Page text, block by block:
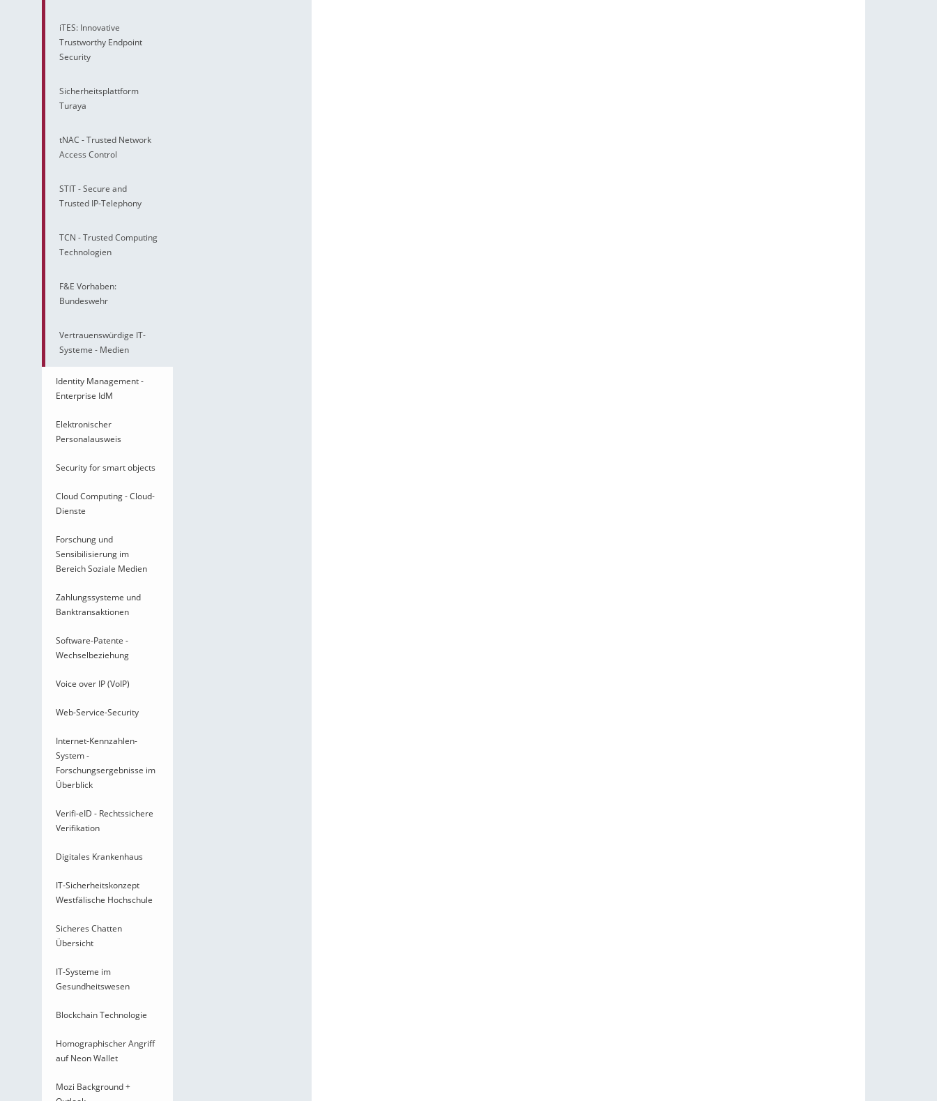
iTES: Innovative
Trustworthy Endpoint
Security
Sicherheitsplattform
Turaya
tNAC - Trusted Network
Access Control
STIT - Secure and
Trusted IP-Telephony
TCN - Trusted Computing
Technologien
F&E Vorhaben:
Bundeswehr
Vertrauenswürdige IT-
Systeme - Medien
Identity Management -
Enterprise IdM
Elektronischer
Personalausweis
Security for smart objects
Cloud Computing - Cloud-
Dienste
Forschung und
Sensibilisierung im
Bereich Soziale Medien
Zahlungssysteme und
Banktransaktionen
Software-Patente -
Wechselbeziehung
Voice over IP (VoIP)
Web-Service-Security
Internet-Kennzahlen-
System -
Forschungsergebnisse im
Überblick
Verifi-eID - Rechtssichere
Verifikation
Digitales Krankenhaus
IT-Sicherheitskonzept
Westfälische Hochschule
Sicheres Chatten
Übersicht
IT-Systeme im
Gesundheitswesen
Blockchain Technologie
Homographischer Angriff
auf Neon Wallet
Mozi Background +